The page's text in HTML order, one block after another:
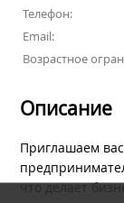
Телефон:
Email:
Возрастное
Описание
Приглашаем
что делает